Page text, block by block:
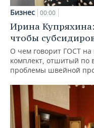
Бизнес 00:00
Ирина
чтобы
О чем говорит ГОСТ на
комплект, отшитый по
проблемы швейной